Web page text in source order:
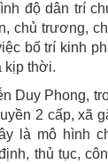
độ dân trí
chủ trương,
bố trí kinh
kịp thời.
Duy Phong,
2 cấp, xã
là mô hình
thủ tục,